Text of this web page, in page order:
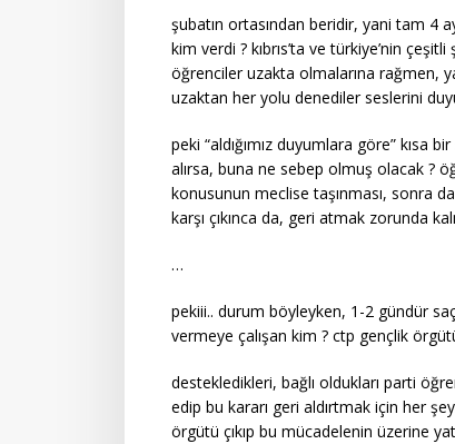
şubatın ortasından beridir, yani tam 4
kim verdi ? kıbrıs’ta ve türkiye’nin
öğrenciler uzakta olmalarına rağmen,
uzaktan her yolu denediler seslerini
peki “aldığımız duyumlara göre” kısa
alırsa, buna ne sebep olmuş olacak ?
konusunun meclise taşınması, sonra
karşı çıkınca da, geri atmak zorunda
…
pekiii.. durum böyleyken, 1-2 gündür
vermeye çalışan kim ? ctp gençlik
destekledikleri, bağlı oldukları parti
edip bu kararı geri aldırtmak için her
örgütü çıkıp bu mücadelenin üzerine